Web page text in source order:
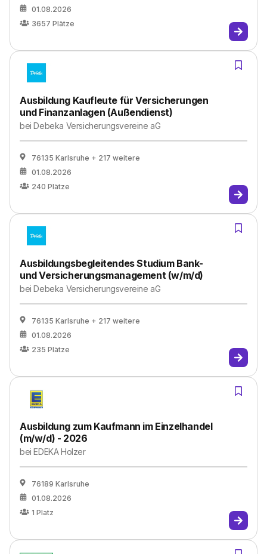
01.08.2026
3657 Plätze
Ausbildung Kaufleute für Versicherungen
und Finanzanlagen (Außendienst)
beiDebeka Versicherungsvereine aG
76135 Karlsruhe + 217 weitere
01.08.2026
240 Plätze
Ausbildungsbegleitendes Studium Bank-
und Versicherungsmanagement (w/m/d)
beiDebeka Versicherungsvereine aG
76135 Karlsruhe + 217 weitere
01.08.2026
235 Plätze
Ausbildung zum Kaufmann im Einzelhandel
(m/w/d) - 2026
beiEDEKA Holzer
76189 Karlsruhe
01.08.2026
1 Platz